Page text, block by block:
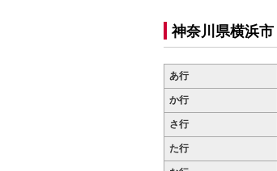
神奈川県横浜市
あ行
か行
さ行
た行